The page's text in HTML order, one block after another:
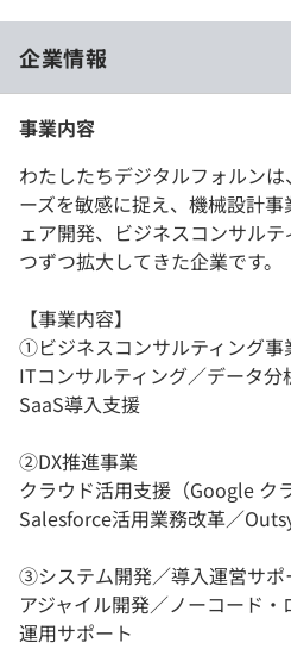
企業情報
事業内容
わたしたちデジタルフォルン
ーズを敏感に捉え、機械設計
ェア開発、ビジネスコンサル
つずつ拡大してきた企業です。
【事業内容】
➀ビジネスコンサルティング事
ITコンサルティング／データ分
SaaS導入支援
➁DX推進事業
クラウド活用支援（Google ク
Salesforce活用業務改革／
③システム開発／導入運営サポ
アジャイル開発／ノーコード
運用サポート